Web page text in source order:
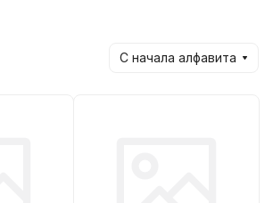
С начала алфавита